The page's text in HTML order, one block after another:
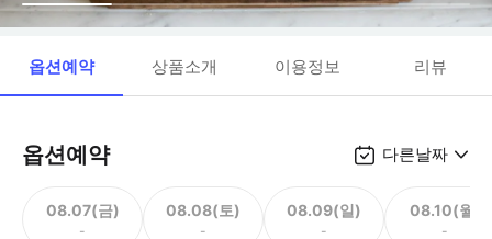
옵션예약 상품소개 이용정보 리뷰
옵션예약 다른날짜
08.07(금)
-
08.08(토)
-
08.09(일)
-
08.10(월)
-